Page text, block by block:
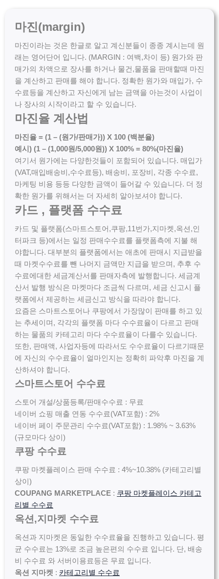
마진(margin)
마진이라는 것은 한글로 알고 계신분들이 종종 계시는데 원
래는 영어단어 입니다. (MARGIN : 여백,차이 등) 원가와 판
매가의 차액으로 장사를 하거나 물건,물품을 판매할때 마진
을 계산하고 판매를 해야 합니다. 정확한 원가와 매입가, 수
수료등을 계산하고 자신에게 남는 금액을 아는것이 사업이
나 장사의 시작이라고 할 수 있습니다.
마진율 계산법
마진율 = (1 – (원가/판매가)) X 100 (백분율)
예시) (1 – (1,000원/5,000원)) X 100% = 80%(마진율)
여기서 원가에는 다양한것들이 포함되어 있습니다. 매입가
(VAT,매입배송비,수수료등), 배송비, 포장비, 각종 수수료,
마케팅 비용 등등 다양한 금액이 들어갈 수 있습니다. 더 정
확한 원가를 위해서는 더 자세히 알아보셔야 합니다.
카드 , 플랫폼 수수료
카드 및 플랫폼(스마트스토어,쿠팡,11번가,지마켓,옥션,인
터파크 등)에서는 일정 판매수수료를 플랫폼측에 지불 해
야합니다. 대부분의 플랫폼에서는 애초에 판매시 지급받을
때 마켓수수료를 뺀 나머지 금액만 지급을 받으며, 추후 수
수료에대한 세금계산서를 판매자측에 발행합니다. 세금계
산서 발행 방식은 마켓마다 조금씩 다르며, 세금 신고시 플
랫폼에서 제공하는 세금신고 방식을 따라야 합니다.
요즘은 스마트스토어나 쿠팡에서 가장많이 판매를 하고 있
는 추세이며, 각각의 플랫폼 마다 수수료율이 다르고 판매
하는 물품의 카테고리 마다 수수료율이 다를수 있습니다.
또한, 판매액, 사업자등에 따라서도 수수료율이 다르기때문
에 자신의 수수료율이 얼마인지는 정확히 파악후 마진을 계
산하셔야 합니다.
스마트스토어 수수료
스토어 개설/상품등록/판매수수료 : 무료
네이버 쇼핑 매출 연동 수수료(VAT포함) : 2%
네이버 페이 주문관리 수수료(VAT포함) : 1.98% ~ 3.63%
(규모마다 상이)
쿠팡 수수료
쿠팡 마켓플레이스 판매 수수료 : 4%~10.38% (카테고리별
상이)
COUPANG MARKETPLACE : 쿠팡 마켓플레이스 카테고
리별 수수료
옥션,지마켓 수수료
옥션과 지마켓은 동일한 수수료율을 진행하고 있습니다. 평
균 수수료는 13%로 조금 높은편의 수수료 입니다. 단, 배송
비 수수료 와 서버이용료등은 무료 입니다.
옥션 지마켓 : 카테고리별 수수료